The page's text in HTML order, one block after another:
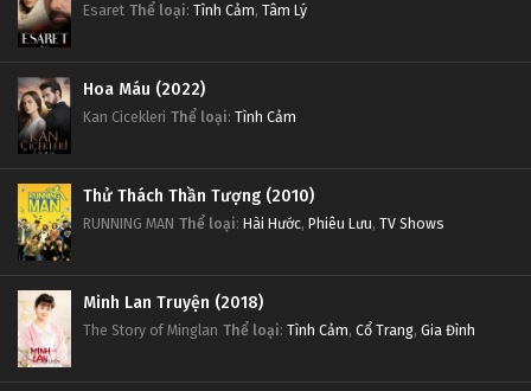
Esaret Thể loại: Tình Cảm, Tâm Lý
Hoa Máu (2022)
Kan Cicekleri Thể loại: Tình Cảm
Thử Thách Thần Tượng (2010)
RUNNING MAN Thể loại: Hài Hước, Phiêu Lưu, TV Shows
Minh Lan Truyện (2018)
The Story of Minglan Thể loại: Tình Cảm, Cổ Trang, Gia Đình